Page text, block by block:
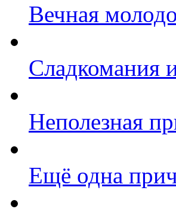
Вечная
Сладкомания
Неполезная
Ещё одна